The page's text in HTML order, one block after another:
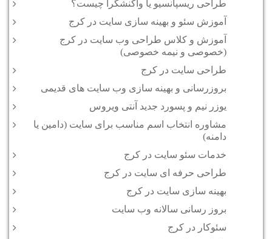
طراحی ریسپانسیو یا واکنشگرا چیست؟
آموزش سئو و بهینه سازی سایت در کرج
آموزش و کلاس طراحی وب سایت در کرج
(خصوصی و نیمه خصوصی)
طراحی سایت در کرج
بروزرسانی و بهینه سازی وب سایت های قدیمی
یوزر نیم و پسورد جدید آنتی ویروس
مشاوره انتخاب اسم مناسب برای سایت (دامین یا
دامنه)
خدمات سئو سایت در کرج
طراحی حرفه ای سایت در کرج
بهینه سازی سایت در کرج
بروز رسانی سالانه وب سایت
سئوکار در کرج